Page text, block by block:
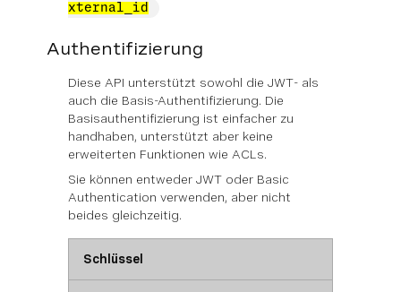
xternal_id
Authentifizierung
Diese API unterstützt sowohl die JWT- als
auch die Basis-Authentifizierung. Die
Basisauthentifizierung ist einfacher zu
handhaben, unterstützt aber keine
erweiterten Funktionen wie ACLs.
Sie können entweder JWT oder Basic
Authentication verwenden, aber nicht
beides gleichzeitig.
Schlüssel